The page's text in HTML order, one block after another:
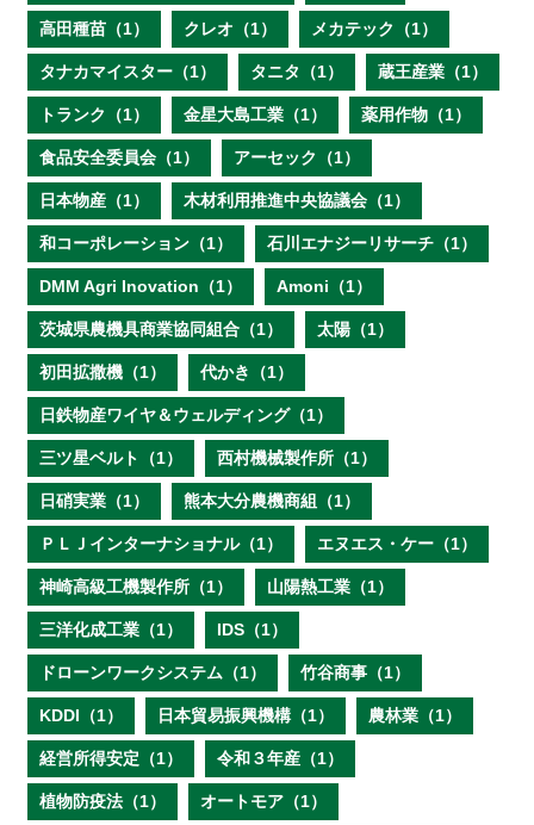
高田種苗（1） クレオ（1） メカテック（1）
タナカマイスター（1） タニタ（1） 蔵王産業（1）
トランク（1） 金星大島工業（1） 薬用作物（1）
食品安全委員会（1） アーセック（1）
日本物産（1） 木材利用推進中央協議会（1）
和コーポレーション（1） 石川エナジーリサーチ（1）
DMM Agri Inovation（1） Amoni（1）
茨城県農機具商業協同組合（1） 太陽（1）
初田拡撒機（1） 代かき（1）
日鉄物産ワイヤ＆ウェルディング（1）
三ツ星ベルト（1） 西村機械製作所（1）
日硝実業（1） 熊本大分農機商組（1）
ＰＬＪインターナショナル（1） エヌエス・ケー（1）
神崎高級工機製作所（1） 山陽熱工業（1）
三洋化成工業（1） IDS（1）
ドローンワークシステム（1） 竹谷商事（1）
KDDI（1） 日本貿易振興機構（1） 農林業（1）
経営所得安定（1） 令和３年産（1）
植物防疫法（1） オートモア（1）